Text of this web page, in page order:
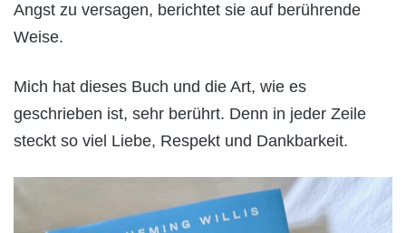
Angst zu versagen, berichtet sie auf berührende
Weise.
Mich hat dieses Buch und die Art, wie es
geschrieben ist, sehr berührt. Denn in jeder Zeile
steckt so viel Liebe, Respekt und Dankbarkeit.